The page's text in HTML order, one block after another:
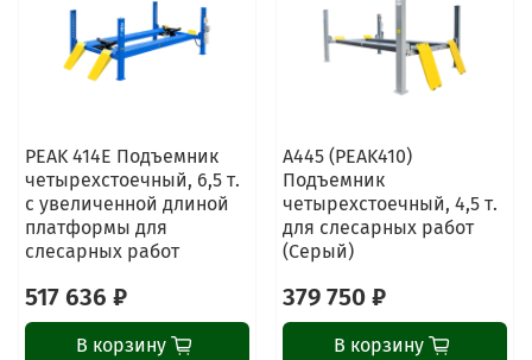
PEAK 414E Подъемник
четырехстоечный, 6,5 т.
с увеличенной длиной
платформы для
слесарных работ
517 636 ₽
В корзину
A445 (PEAK410)
Подъемник
четырехстоечный, 4,5 т.
для слесарных работ
(Серый)
379 750 ₽
В корзину